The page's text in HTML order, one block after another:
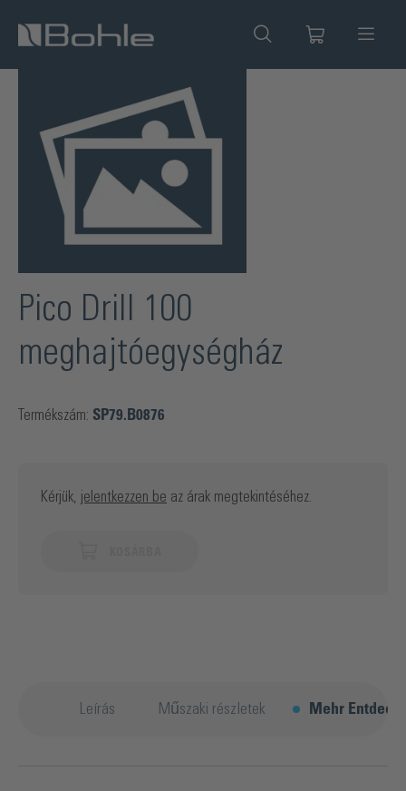
Pico Drill 100
meghajtóegységház
Termékszám: SP79.B0876
Kérjük, jelentkezzen be az árak megtekintéséhez.
Leírás Műszaki részletek Mehr